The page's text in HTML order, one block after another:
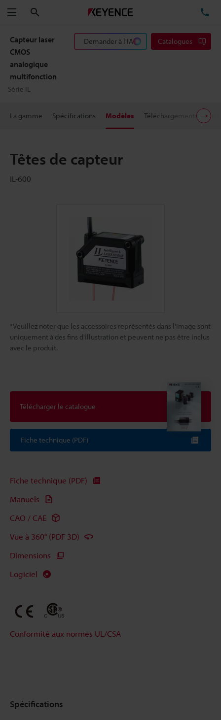
Menu
Capteur laser
CMOS
analogique
multifonction
Série IL
Demander à l'IA Catalogues
La gamme Spécifications Modèles Téléchargements Prix
Têtes de capteur
IL-600
*Veuillez noter que les accessoires représentés dans l'image sont
uniquement à des fins d'illustration et peuvent ne pas être inclus
avec le produit.
Télécharger le catalogue
Fiche technique (PDF)
Fiche technique (PDF)
Manuels
CAO / CAE
Vue à 360° (PDF 3D)
Dimensions
Logiciel
Conformité aux normes UL/CSA
Spécifications